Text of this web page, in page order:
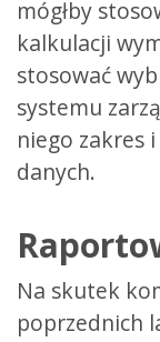
mógłby
kalkulacji
stosować
systemu
niego zakres
danych.
Na skutek
poprzednich